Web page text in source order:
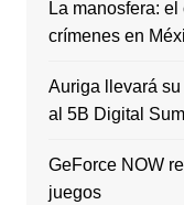
La manosfera:
crímenes en
Auriga llevará
al 5B Digital
GeForce NOW
juegos